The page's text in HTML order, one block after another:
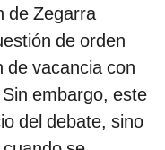
de Zegarra
de orden
de vacancia con
embargo, este
del debate, sino